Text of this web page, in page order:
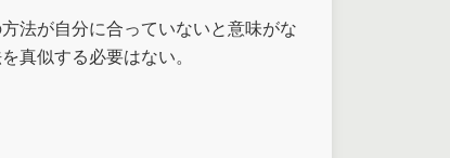
法が自分に合っていないと意味がな
真似する必要はない。